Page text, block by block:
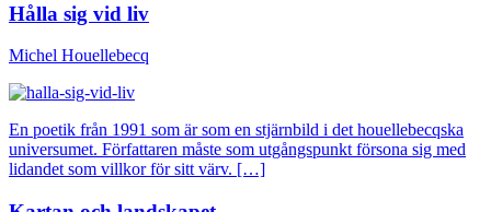
Hålla sig vid liv
Michel Houellebecq
En poetik från 1991 som är som en stjärnbild i det houellebecqska
universumet. Författaren måste som utgångspunkt försona sig med
lidandet som villkor för sitt värv. […]